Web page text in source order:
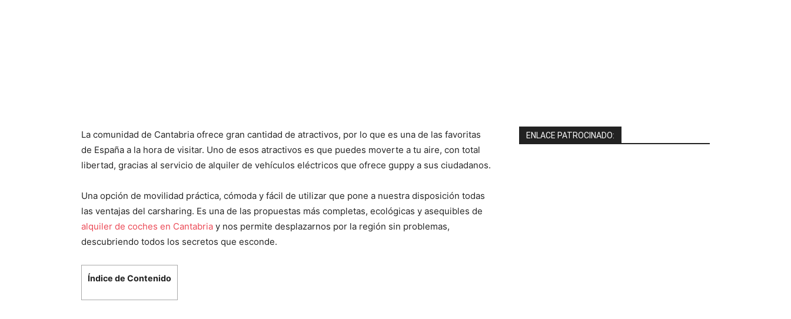
La comunidad de Cantabria ofrece gran cantidad de atractivos, por lo que es una de las favoritas
de España a la hora de visitar. Uno de esos atractivos es que puedes moverte a tu aire, con total
libertad, gracias al servicio de alquiler de vehículos eléctricos que ofrece guppy a sus ciudadanos.
Una opción de movilidad práctica, cómoda y fácil de utilizar que pone a nuestra disposición todas
las ventajas del carsharing. Es una de las propuestas más completas, ecológicas y asequibles de
alquiler de coches en Cantabria y nos permite desplazarnos por la región sin problemas,
descubriendo todos los secretos que esconde.
Índice de Contenido
ENLACE PATROCINADO: